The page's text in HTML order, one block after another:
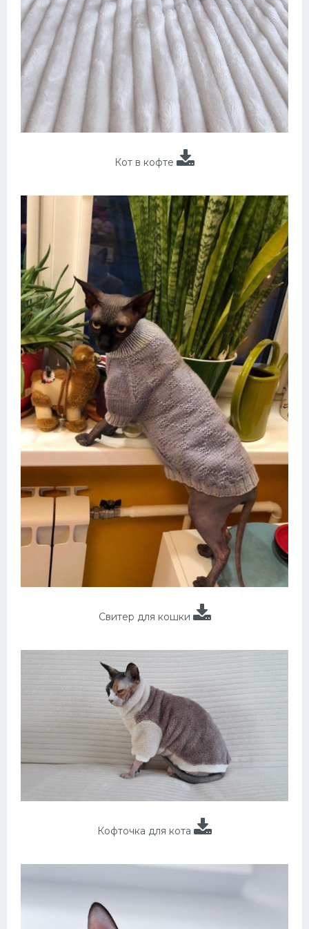
Кот в кофте
Свитер для кошки
Кофточка для кота